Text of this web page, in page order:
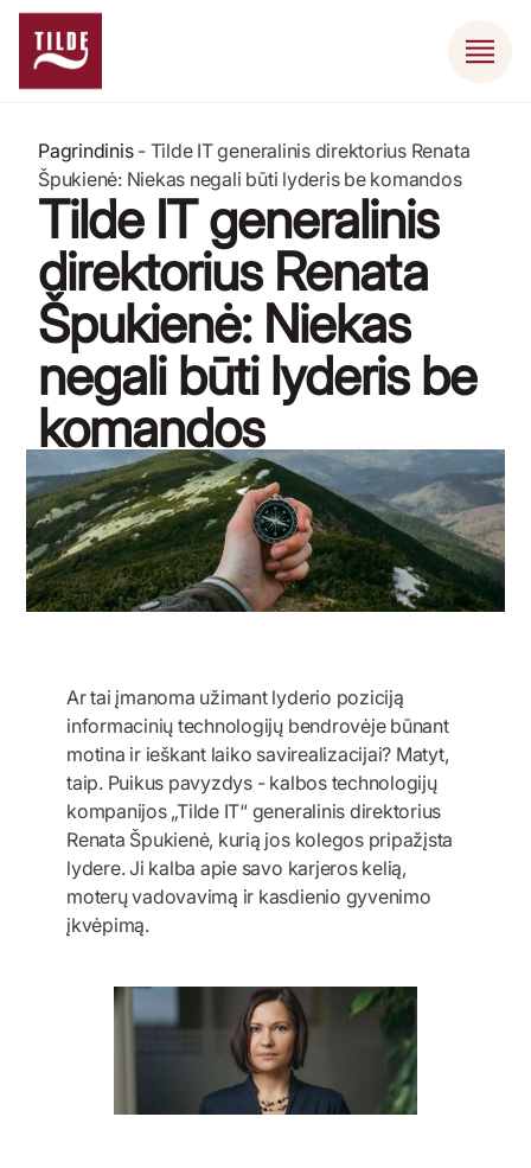
Pagrindinis- Tilde IT generalinis direktorius Renata
Špukienė: Niekas negali būti lyderis be komandos
Tilde IT generalinis
direktorius Renata
Špukienė: Niekas
negali būti lyderis be
komandos
2021 m. vasario 26 d.
Ar tai įmanoma užimant lyderio poziciją
informacinių technologijų bendrovėje būnant
motina ir ieškant laiko savirealizacijai? Matyt,
taip. Puikus pavyzdys - kalbos technologijų
kompanijos „Tilde IT“ generalinis direktorius
Renata Špukienė, kurią jos kolegos pripažįsta
lydere. Ji kalba apie savo karjeros kelią,
moterų vadovavimą ir kasdienio gyvenimo
įkvėpimą.